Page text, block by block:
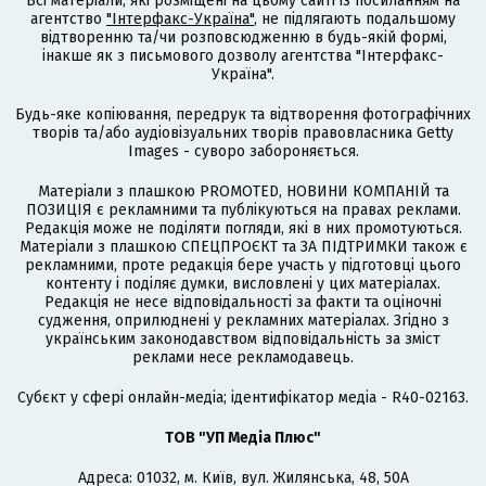
агентство "Інтерфакс-Україна", не підлягають подальшому
відтворенню та/чи розповсюдженню в будь-якій формі,
інакше як з письмового дозволу агентства "Інтерфакс-
Україна".
Будь-яке копіювання, передрук та відтворення фотографічних
творів та/або аудіовізуальних творів правовласника Getty
Images - суворо забороняється.
Матеріали з плашкою PROMOTED, НОВИНИ КОМПАНІЙ та
ПОЗИЦІЯ є рекламними та публікуються на правах реклами.
Редакція може не поділяти погляди, які в них промотуються.
Матеріали з плашкою СПЕЦПРОЄКТ та ЗА ПІДТРИМКИ також є
рекламними, проте редакція бере участь у підготовці цього
контенту і поділяє думки, висловлені у цих матеріалах.
Редакція не несе відповідальності за факти та оціночні
судження, оприлюднені у рекламних матеріалах. Згідно з
українським законодавством відповідальність за зміст
реклами несе рекламодавець.
Cубєкт у сфері онлайн-медіа; ідентифікатор медіа - R40-02163.
ТОВ "УП Медіа Плюс"
Адреса: 01032, м. Київ, вул. Жилянська, 48, 50А